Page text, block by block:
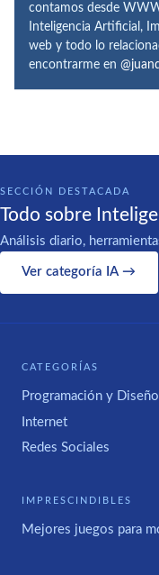
contamos desde
Inteligencia Artificial,
web y todo lo
encontrarme en
SECCIÓN DESTACADA
Todo sobre
Análisis diario,
Ver categoría IA →
CATEGORÍAS
Programación y Diseño
Internet
Redes Sociales
IMPRESCINDIBLES
Mejores juegos para